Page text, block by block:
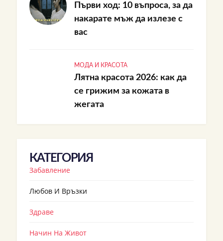
Първи ход: 10 въпроса, за да
накарате мъж да излезе с
вас
МОДА И КРАСОТА
Лятна красота 2026: как да
се грижим за кожата в
жегата
КАТЕГОРИЯ
Забавление
Любов И Връзки
Здраве
Начин На Живот